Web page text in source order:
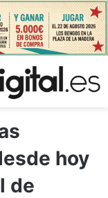
hoy
de